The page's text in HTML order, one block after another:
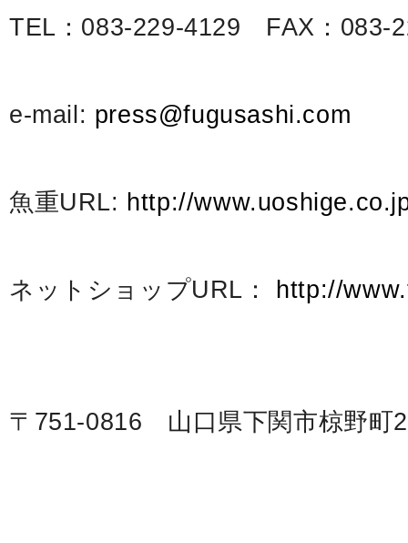
TEL：083-229-4129 FAX：083-
e-mail: press@fugusashi.com
魚重URL: http://
ネットショップURL： http://
〒751-0816 山口県下関市椋野町